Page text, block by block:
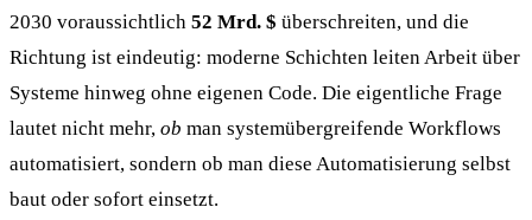
2030 voraussichtlich 52 Mrd. $ überschreiten, und die
Richtung ist eindeutig: moderne Schichten leiten Arbeit über
Systeme hinweg ohne eigenen Code. Die eigentliche Frage
lautet nicht mehr, ob man systemübergreifende Workflows
automatisiert, sondern ob man diese Automatisierung selbst
baut oder sofort einsetzt.